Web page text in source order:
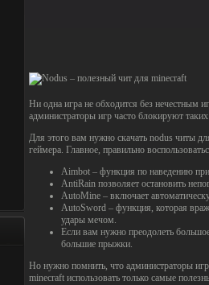
Ни одна игра не обходится без нечестным
администраторы игр часто блокируют
Для этого вам нужно скачать nodus читы
геймера. Главное, правильно
Aimbot – функция по наведению
AntiRain позволяет остановить
AutoMine – включает
AutoSword – функция, которая
удары мечом.
Если вам нужно преодолеть
большие прыжки.
Но нужно помнить, что администраторы
minecraft использовать только самые